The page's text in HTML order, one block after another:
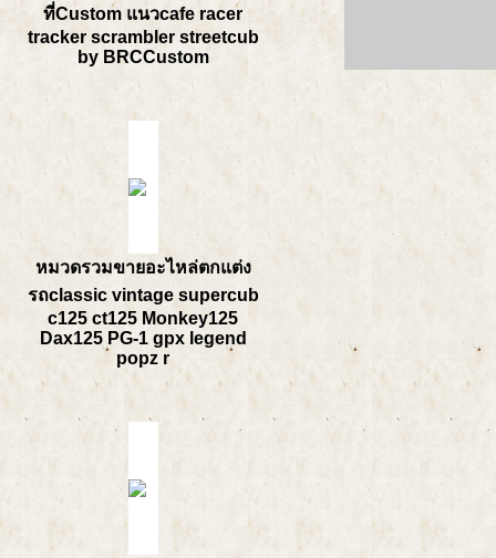
ที่Custom แนวcafe racer
tracker scrambler streetcub
by BRCCustom
หมวดรวมขายอะไหล่ตกแต่ง
รถclassic vintage supercub
c125 ct125 Monkey125
Dax125 PG-1 gpx legend
popz r